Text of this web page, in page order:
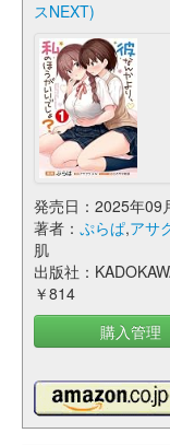
スNEXT)
発売日：2025年09
著者： ぷらぱ,アサ
肌
出版社：
￥814
購入管理